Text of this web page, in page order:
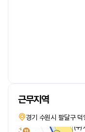
근무지역
경기 수원시 팔달구
㈜